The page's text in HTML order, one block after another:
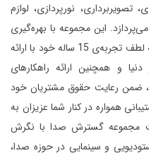
تصویربرداری، نورپردازی، لوازم
این مجموعه با بهره‌گیری
از افراد مجرب و مهندسین متخصص و به لطف تجربه‌ی 15 ساله خود با ارائه
و همچنین ارائه راهکارهای
ضمن رعایت حقوق مشتریان خود
همواره در کنار شما عزیزان به
مجموعه گسترش صدا با نگرش
و سینمایی در حوزه صدا،